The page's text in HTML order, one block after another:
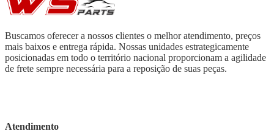
Buscamos oferecer a nossos clientes o melhor atendimento, preços
mais baixos e entrega rápida. Nossas unidades estrategicamente
posicionadas em todo o território nacional proporcionam a agilidade
de frete sempre necessária para a reposição de suas peças.
Atendimento